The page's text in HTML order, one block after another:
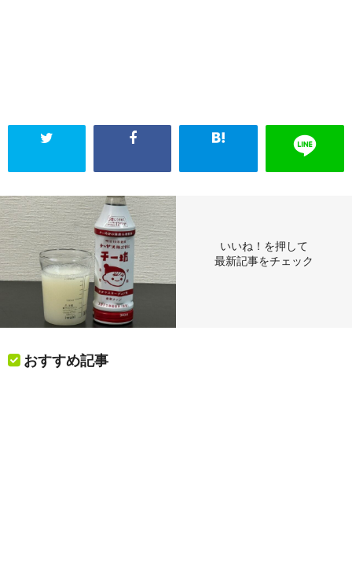
いいね！を押して
最新記事をチェック
おすすめ記事